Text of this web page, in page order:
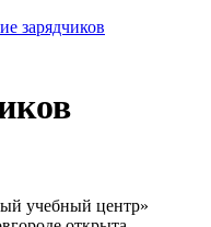
зарядчиков
учебный центр»